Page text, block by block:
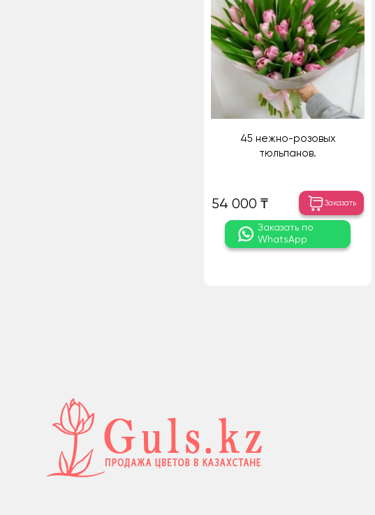
45 нежно-розовых
тюльпанов.
54 000 ₸ Заказать
Заказать по
WhatsApp